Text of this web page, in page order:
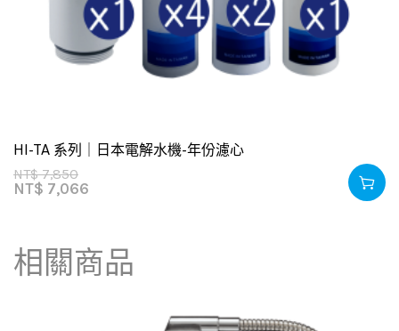
HI-TA 系列｜日本電解水機-年份濾心
NT$7,850
NT$ 7,066
相關商品